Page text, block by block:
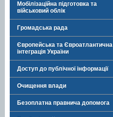
Мобілізаційна підготовка та
військовий облік
Громадська рада
Європейська та Євроатлантична
інтеграція України
Доступ до публічної інформації
Очищення влади
Безоплатна правнича допомога